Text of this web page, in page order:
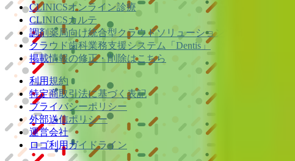
CLINICSオンライン診療
CLINICSカルテ
調剤薬局向け統合型クラウドソリューション
クラウド歯科業務支援システム
「Dentis」
掲載情報の修正・削除はこちら
利用規約
特定商取引法に基づく表記
プライバシーポリシー
外部送信ポリシー
運営会社
ロゴ利用ガイドライン